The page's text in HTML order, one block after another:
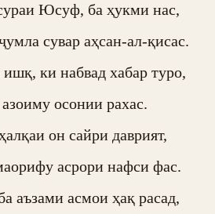
Юсуф, ба ҳукми нас,
сувар аҳсан-ал-қисас.
ки набвад хабар туро,
осонии рахас.
он сайри даврият,
асрори нафси фас.
аъзами асмои ҳақ расад,